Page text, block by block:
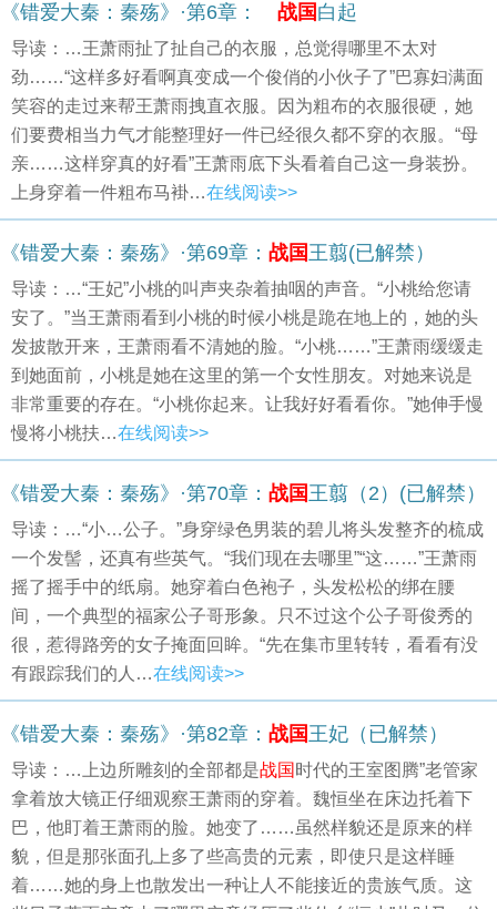
《错爱大秦：秦殇》·第6章： 战国 白起
导读：…王萧雨扯了扯自己的衣服，总觉得哪里不太对
劲……“这样多好看啊真变成一个俊俏的小伙子了”巴寡妇满面
笑容的走过来帮王萧雨拽直衣服。因为粗布的衣服很硬，她
们要费相当力气才能整理好一件已经很久都不穿的衣服。“母
亲……这样穿真的好看”王萧雨底下头看着自己这一身装扮。
上身穿着一件粗布马褂…在线阅读>>
《错爱大秦：秦殇》·第69章： 战国王翦(已解禁）
导读：…“王妃”小桃的叫声夹杂着抽咽的声音。“小桃给您请
安了。”当王萧雨看到小桃的时候小桃是跪在地上的，她的头
发披散开来，王萧雨看不清她的脸。“小桃……”王萧雨缓缓走
到她面前，小桃是她在这里的第一个女性朋友。对她来说是
非常重要的存在。“小桃你起来。让我好好看看你。”她伸手慢
慢将小桃扶…在线阅读>>
《错爱大秦：秦殇》·第70章： 战国王翦（2）(已解禁）
导读：…“小…公子。”身穿绿色男装的碧儿将头发整齐的梳成
一个发髻，还真有些英气。“我们现在去哪里”“这……”王萧雨
摇了摇手中的纸扇。她穿着白色袍子，头发松松的绑在腰
间，一个典型的福家公子哥形象。只不过这个公子哥俊秀的
很，惹得路旁的女子掩面回眸。“先在集市里转转，看看有没
有跟踪我们的人…在线阅读>>
《错爱大秦：秦殇》·第82章： 战国王妃（已解禁）
导读：…上边所雕刻的全部都是战国时代的王室图腾”老管家
拿着放大镜正仔细观察王萧雨的穿着。魏恒坐在床边托着下
巴，他盯着王萧雨的脸。她变了……虽然样貌还是原来的样
貌，但是那张面孔上多了些高贵的元素，即使只是这样睡
着……她的身上也散发出一种让人不能接近的贵族气质。这